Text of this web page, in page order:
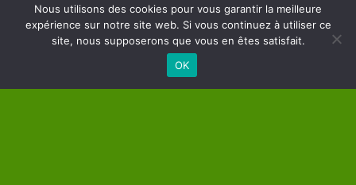
Les différents types de soins énergétiques et
comment les choisir
Nous utilisons des cookies pour vous garantir la meilleure
expérience sur notre site web. Si vous continuez à utiliser ce
site, nous supposerons que vous en êtes satisfait.
OK